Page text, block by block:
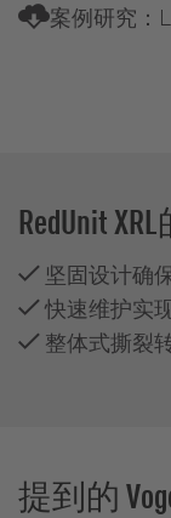
案例研究：
RedUnit
坚固设计确
快速维护实
整体式撕裂
提到的